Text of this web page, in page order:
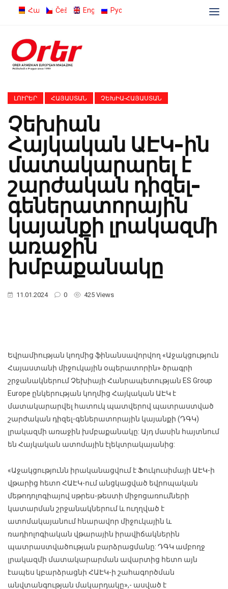
ՀայերենČeština English Русский
ԼՈՒՐԵՐ ՀԱՅԱՍՏԱՆ ՉԵԽԻԱ-ՀԱՅԱՍՏԱՆ
Չեխիան
Հայկական ԱԷԿ-ին
մատակարարել է
շարժական դիզել-
գեներատորային
կայանքի լրակազմի
առաջին
խմբաքանակը
11.01.2024 0 425 Views
Եվրամիության կողմից ֆինանսավորվող «Աջակցություն
Հայաստանի միջուկային օպերատորին» ծրագրի
շրջանակներում Չեխիայի Հանրապետության ES Group
Europe ընկերության կողմից Հայկական ԱԷԿ է
մատակարարվել հատուկ պատվերով պատրաստված
շարժական դիզել-գեներատորային կայանքի (ԴԳԿ)
լրակազմի առաջին խմբաքանակը: Այդ մասին հայտնում
են Հայկական ատոմային էլեկտրակայանից:
«Աջակցությունն իրականացվում է Ֆուկուսիմայի ԱԷԿ-ի
վթարից հետո ՀԱԷԿ-ում անցկացված եվրոպական
մեթոդոլոգիայով սթրես-թեստի միջոցառումների
կատարման շրջանակներում և ուղղված է
ատոմակայանում հնարավոր միջուկային և
ռադիոլոգիական վթարային իրավիճակներին
պատրաստվածության բարձրացմանը: ԴԳԿ ամբողջ
լրակազմի մատակարարման ավարտից հետո այն
էապես կբարձրացնի ՀԱԷԿ-ի շահագործման
անվտանգության մակարդակը»,- ասված է